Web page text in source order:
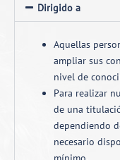
Dirigido a
Aquellas
ampliar sus
nivel de
Para realizar
de una
dependiendo
necesario